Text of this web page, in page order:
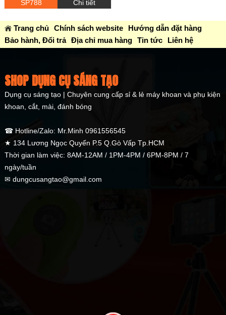
SP788 Chi tiết
Trang chủ Chính sách website
Hướng dẫn đặt hàng
Bảo hành, Đổi trả Địa chỉ mua hàng Tin tức Liên hệ
SHOP DỤNG CỤ SÁNG TẠO
Dụng cụ sáng tạo | Chuyên cung cấp sỉ & lẻ máy khoan và phụ kiện
khoan, cắt, mài, đánh bóng
☎ Hotline/Zalo: Mr.Minh 0961556545
★ 134 Lương Ngọc Quyến P.5 Q.Gò Vấp Tp.HCM
Thời gian làm việc: 8AM-12AM / 1PM-4PM / 6PM-8PM / 7
ngày/tuần
✉ dungcusangtao@gmail.com